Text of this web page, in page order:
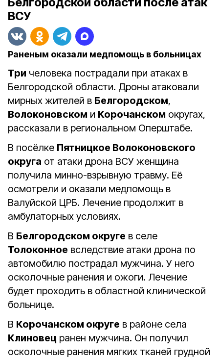
ВСУ
Раненым оказали медпомощь в больницах
Три человека пострадали при атаках в
Белгородской области. Дроны атаковали
мирных жителей в Белгородском,
Волоконовском и Корочанском округах,
рассказали в региональном Оперштабе.
В посёлке Пятницкое Волоконовского
округа от атаки дрона ВСУ женщина
получила минно-взрывную травму. Еë
осмотрели и оказали медпомощь в
Валуйской ЦРБ. Лечение продолжит в
амбулаторных условиях.
В Белгородском округе в селе
Толоконное вследствие атаки дрона по
автомобилю пострадал мужчина. У него
осколочные ранения и ожоги. Лечение
будет проходить в областной клинической
больнице.
В Корочанском округе в районе села
Клиновец ранен мужчина. Он получил
осколочные ранения мягких тканей грудной